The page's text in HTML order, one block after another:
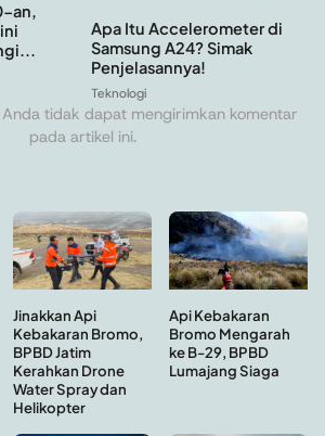
an,
Apa Itu Accelerometer di
Samsung A24? Simak
Penjelasannya!
Teknologi
tidak dapat mengirimkan komentar
pada artikel ini.
Jinakkan Api
Kebakaran Bromo,
BPBD Jatim
Kerahkan Drone
Water Spray dan
Helikopter
Api Kebakaran
Bromo Mengarah
ke B-29, BPBD
Lumajang Siaga